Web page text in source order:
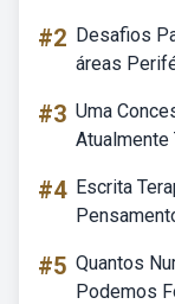
#2 Desafios
áreas
#3 Uma
Atualmente
#4 Escrita
#5 Quantos
Podemos